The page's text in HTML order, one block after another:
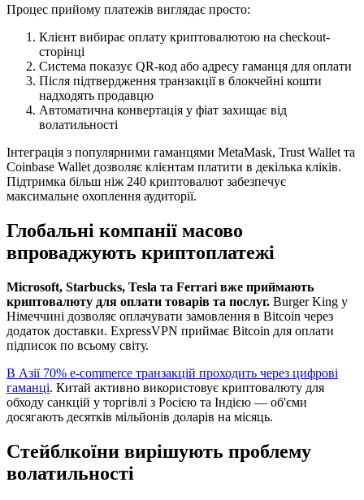
Процес прийому платежів виглядає просто:
Клієнт вибирає оплату криптовалютою на checkout-
сторінці
Система показує QR-код або адресу гаманця для оплати
Після підтвердження транзакції в блокчейні кошти
надходять продавцю
Автоматична конвертація у фіат захищає від
волатильності
Інтеграція з популярними гаманцями MetaMask, Trust Wallet та
Coinbase Wallet дозволяє клієнтам платити в декілька кліків.
Підтримка більш ніж 240 криптовалют забезпечує
максимальне охоплення аудиторії.
Глобальні компанії масово
впроваджують криптоплатежі
Microsoft, Starbucks, Tesla та Ferrari вже приймають
криптовалюту для оплати товарів та послуг. Burger King у
Німеччині дозволяє оплачувати замовлення в Bitcoin через
додаток доставки. ExpressVPN приймає Bitcoin для оплати
підписок по всьому світу.
В Азії 70% e-commerce транзакцій проходить через цифрові
гаманці. Китай активно використовує криптовалюту для
обходу санкцій у торгівлі з Росією та Індією — об'єми
досягають десятків мільйонів доларів на місяць.
Стейблкоїни вирішують проблему
волатильності